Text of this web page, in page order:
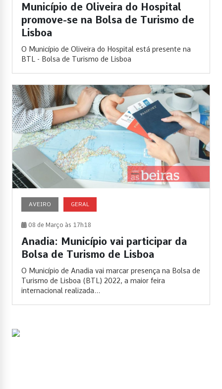
Município de Oliveira do Hospital
promove-se na Bolsa de Turismo de
Lisboa
O Município de Oliveira do Hospital está presente na
BTL - Bolsa de Turismo de Lisboa
AVEIRO GERAL
08 de Março às 17h18
Anadia: Município vai participar da
Bolsa de Turismo de Lisboa
O Município de Anadia vai marcar presença na Bolsa de
Turismo de Lisboa (BTL) 2022, a maior feira
internacional realizada...